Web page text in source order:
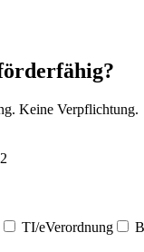
Keine Verpflichtung.
TI/eVerordnung